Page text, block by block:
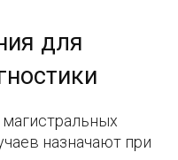
для
назначают при